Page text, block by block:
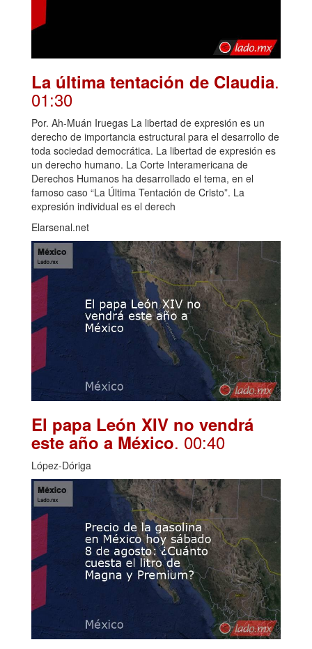
La última tentación de Claudia.
01:30
Por. Ah-Muán Iruegas La libertad de expresión es un
derecho de importancia estructural para el desarrollo de
toda sociedad democrática. La libertad de expresión es
un derecho humano. La Corte Interamericana de
Derechos Humanos ha desarrollado el tema, en el
famoso caso “La Última Tentación de Cristo”. La
expresión individual es el derech
Elarsenal.net
El papa León XIV no vendrá
este año a México. 00:40
López-Dóriga